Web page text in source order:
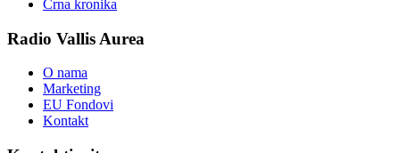
Crna kronika
Radio Vallis Aurea
O nama
Marketing
EU Fondovi
Kontakt